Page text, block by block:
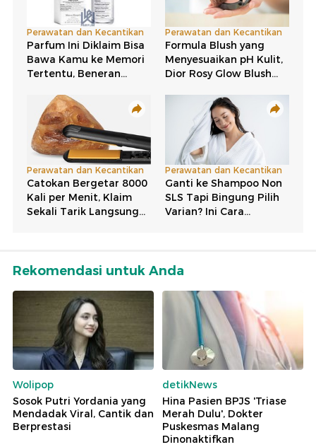
Rekomendasi untuk Anda
Wolipop
Sosok Putri Yordania yang
Mendadak Viral, Cantik dan
Berprestasi
detikNews
Hina Pasien BPJS 'Triase
Merah Dulu', Dokter
Puskesmas Malang
Dinonaktifkan